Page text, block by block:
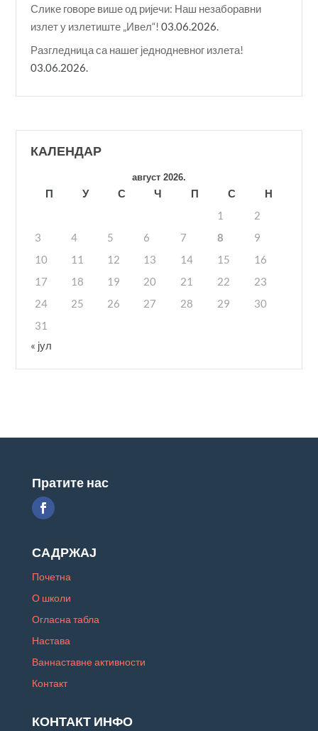
Слике говоре више од ријечи: Наш незаборавни
излет у излетиште „Ивел“! 03.06.2026.
Разгледница са нашег једнодневног излета!
03.06.2026.
КАЛЕНДАР
август 2026.
П У С Ч П С
Н
1
2
3
4 5 6 7 8
9
10
11 12 13 14 15
16
17
18 19 20 21 22
23
24
25 26 27 28 29
30
31
« јул
Пратите нас
САДРЖАЈ
Почетна
О школи
Огласна табла
Настава
Ваннаставне активности
Контакт
КОНТАКТ ИНФО